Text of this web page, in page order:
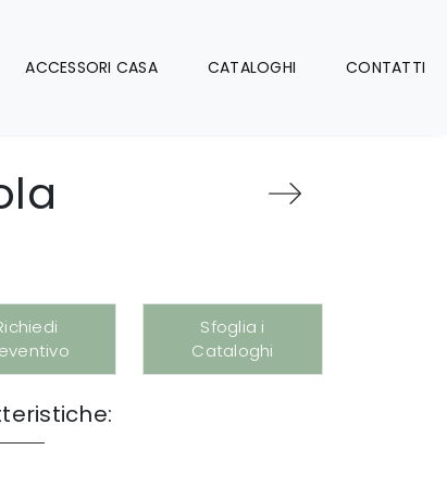
ACCESSORI CASA CATALOGHI CONTATTI
Sfoglia i
Cataloghi